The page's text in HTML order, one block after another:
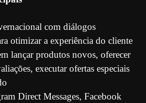
com diálogos
otimizar a experiência do cliente
lançar produtos novos, oferecer
executar ofertas especiais
Direct Messages, Facebook